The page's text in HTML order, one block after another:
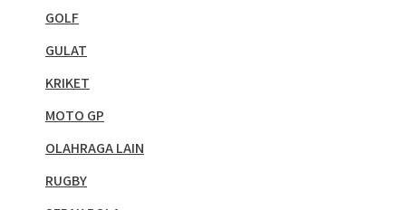
GOLF
GULAT
KRIKET
MOTO GP
OLAHRAGA LAIN
RUGBY